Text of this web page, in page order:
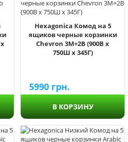
Hexagonica Комод на 5
ящиков черные корзинки
Chevron 3М+2В (900В х
750Ш х 345Г)
5990 грн.
В КОРЗИНУ